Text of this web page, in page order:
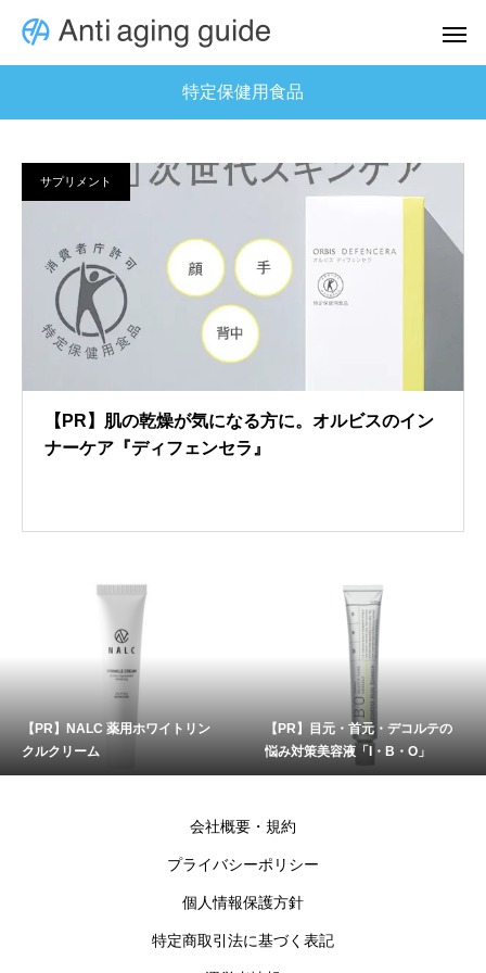
特定保健用食品
サプリメント
【PR】肌の乾燥が気になる方に。オルビスのイン
ナーケア『ディフェンセラ』
【PR】NALC 薬用ホワイトリン
クルクリーム
【PR】目元・首元・デコルテの
悩み対策美容液「I・B・O」
会社概要・規約
プライバシーポリシー
個人情報保護方針
特定商取引法に基づく表記